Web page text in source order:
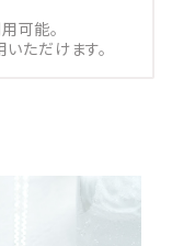
可能。
ただけます。